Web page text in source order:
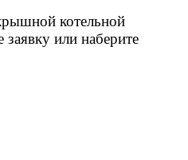
котельной
заявку или наберите